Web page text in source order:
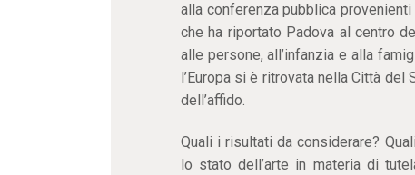
alla conferenza pubblica
che ha riportato Padova al centro
alle persone, all’infanzia e alla
l’Europa si è ritrovata nella Città
dell’affido.
Quali i risultati da considerare?
lo stato dell’arte in materia di